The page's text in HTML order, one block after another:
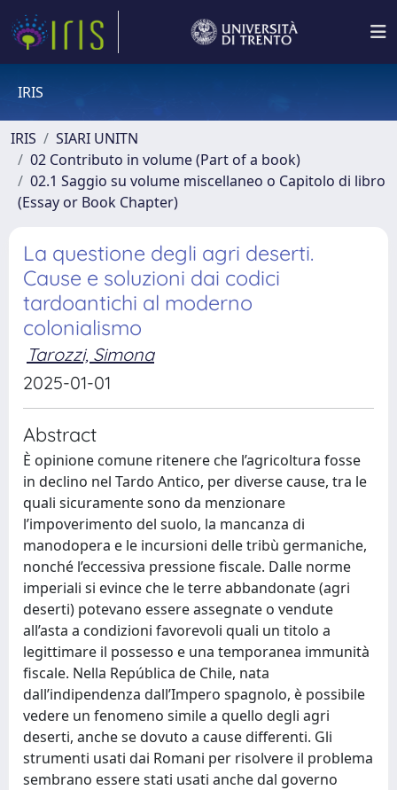
IRIS
IRIS
SIARI UNITN
02 Contributo in volume (Part of a book)
02.1 Saggio su volume miscellaneo o Capitolo di libro
(Essay or Book Chapter)
La questione degli agri deserti.
Cause e soluzioni dai codici
tardoantichi al moderno
colonialismo
Tarozzi, Simona
2025-01-01
Abstract
È opinione comune ritenere che l’agricoltura fosse
in declino nel Tardo Antico, per diverse cause, tra le
quali sicuramente sono da menzionare
l’impoverimento del suolo, la mancanza di
manodopera e le incursioni delle tribù germaniche,
nonché l’eccessiva pressione fiscale. Dalle norme
imperiali si evince che le terre abbandonate (agri
deserti) potevano essere assegnate o vendute
all’asta a condizioni favorevoli quali un titolo a
legittimare il possesso e una temporanea immunità
fiscale. Nella República de Chile, nata
dall’indipendenza dall’Impero spagnolo, è possibile
vedere un fenomeno simile a quello degli agri
deserti, anche se dovuto a cause differenti. Gli
strumenti usati dai Romani per risolvere il problema
sembrano essere stati usati anche dal governo